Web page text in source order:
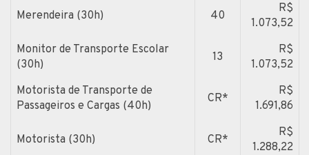
Merendeira (30h) 40
R$
1.073,52
Monitor de Transporte Escolar
(30h)
13
R$
1.073,52
Motorista de Transporte de
Passageiros e Cargas (40h)
CR*
R$
1.691,86
Motorista (30h) CR*
R$
1.288,22